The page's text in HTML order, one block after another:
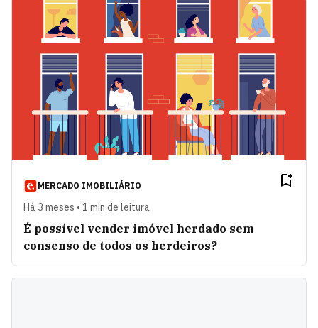
MERCADO IMOBILIÁRIO
Há 3 meses • 1 min de leitura
É possível vender imóvel herdado sem
consenso de todos os herdeiros?